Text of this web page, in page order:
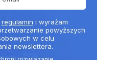
regulamin i wyrażam
powyższych
w celu
newslettera.